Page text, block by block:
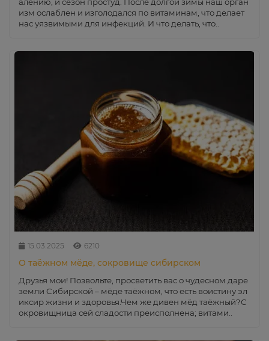
изм ослаблен и изголодался по витаминам, что делает
нас уязвимыми для инфекций. И что делать, что..
15.03.2025 6210
О таёжном мёде, сокровище сибирском
Друзья мои! Позвольте, просветить вас о чудесном даре
земли Сибирской – мёде таёжном, что есть воистину эл
иксир жизни и здоровья.Чем же дивен мёд таёжный?С
окровищница сей сладости преисполнена; витами..